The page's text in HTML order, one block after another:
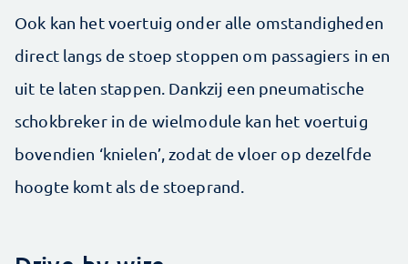
Ook kan het voertuig onder alle omstandigheden
direct langs de stoep stoppen om passagiers in en
uit te laten stappen. Dankzij een pneumatische
schokbreker in de wielmodule kan het voertuig
bovendien ‘knielen’, zodat de vloer op dezelfde
hoogte komt als de stoeprand.